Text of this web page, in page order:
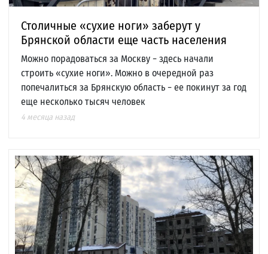
Столичные «сухие ноги» заберут у
Брянской области еще часть населения
Можно порадоваться за Москву − здесь начали
строить «сухие ноги». Можно в очередной раз
попечалиться за Брянскую область − ее покинут за год
еще несколько тысяч человек
4 месяца назад